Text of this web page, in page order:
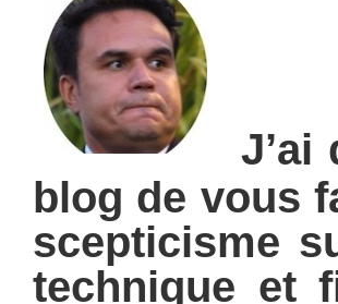
J’ai
blog de vous
scepticisme
technique et